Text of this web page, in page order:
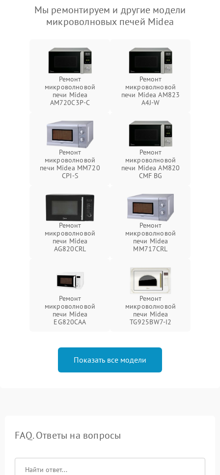
Мы ремонтируем и другие модели
микроволновых печей Midea
Ремонт
микроволновой
печи Midea
AM720C3P-C
Ремонт
микроволновой
печи Midea AM823
A4J-W
Ремонт
микроволновой
печи Midea MM720
CPI-S
Ремонт
микроволновой
печи Midea AM820
CMF BG
Ремонт
микроволновой
печи Midea
AG820CRL
Ремонт
микроволновой
печи Midea
MM717CRL
Ремонт
микроволновой
печи Midea
EG820CAA
Ремонт
микроволновой
печи Midea
TG925BW7-I2
Показать все модели
FAQ. Ответы на вопросы